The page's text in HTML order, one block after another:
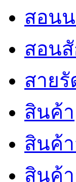
สอน
สอน
สาย
สินค้า
สินค้
สินค้